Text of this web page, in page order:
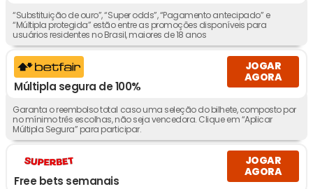
“Substituição de ouro”, “Super odds”, “Pagamento antecipado” e
“Múltipla protegida” estão entre as promoções disponíveis para
usuários residentes no Brasil, maiores de 18 anos
Múltipla segura de 100%
JOGAR
AGORA
Garanta o reembolso total caso uma seleção do bilhete, composto por
no mínimo três escolhas, não seja vencedora. Clique em “Aplicar
Múltipla Segura” para participar.
Free bets semanais
JOGAR
AGORA